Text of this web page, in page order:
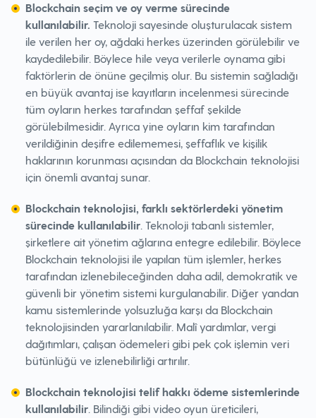
Blockchain seçim ve oy verme sürecinde
kullanılabilir. Teknoloji sayesinde oluşturulacak sistem
ile verilen her oy, ağdaki herkes üzerinden görülebilir ve
kaydedilebilir. Böylece hile veya verilerle oynama gibi
faktörlerin de önüne geçilmiş olur. Bu sistemin sağladığı
en büyük avantaj ise kayıtların incelenmesi sürecinde
tüm oyların herkes tarafından şeffaf şekilde
görülebilmesidir. Ayrıca yine oyların kim tarafından
verildiğinin deşifre edilememesi, şeffaflık ve kişilik
haklarının korunması açısından da Blockchain teknolojisi
için önemli avantaj sunar.
Blockchain teknolojisi, farklı sektörlerdeki yönetim
sürecinde kullanılabilir. Teknoloji tabanlı sistemler,
şirketlere ait yönetim ağlarına entegre edilebilir. Böylece
Blockchain teknolojisi ile yapılan tüm işlemler, herkes
tarafından izlenebileceğinden daha adil, demokratik ve
güvenli bir yönetim sistemi kurgulanabilir. Diğer yandan
kamu sistemlerinde yolsuzluğa karşı da Blockchain
teknolojisinden yararlanılabilir. Malî yardımlar, vergi
dağıtımları, çalışan ödemeleri gibi pek çok işlemin veri
bütünlüğü ve izlenebilirliği artırılır.
Blockchain teknolojisi telif hakkı ödeme sistemlerinde
kullanılabilir. Bilindiği gibi video oyun üreticileri,